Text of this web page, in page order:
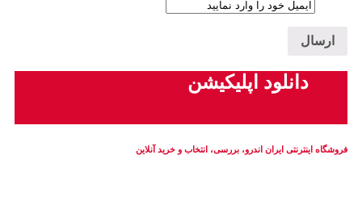
دانلود اپلیکیشن
فروشگاه اینترنتی ایران‌ اندرو، بررسی، انتخاب و خرید آنلاین